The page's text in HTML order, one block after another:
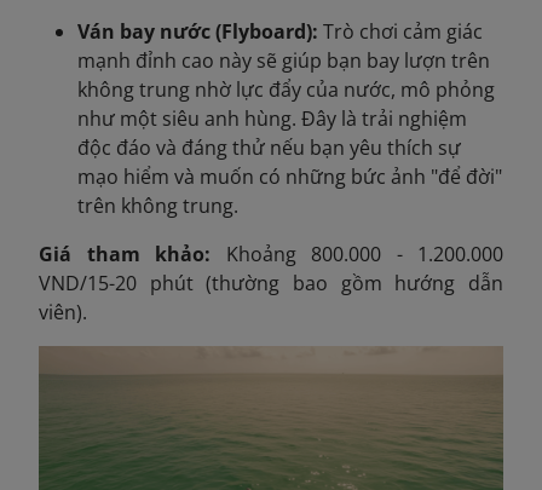
Ván bay nước (Flyboard): Trò chơi cảm giác
mạnh đỉnh cao này sẽ giúp bạn bay lượn trên
không trung nhờ lực đẩy của nước, mô phỏng
như một siêu anh hùng. Đây là trải nghiệm
độc đáo và đáng thử nếu bạn yêu thích sự
mạo hiểm và muốn có những bức ảnh "để đời"
trên không trung.
Giá tham khảo: Khoảng 800.000 - 1.200.000
VND/15-20 phút (thường bao gồm hướng dẫn
viên).